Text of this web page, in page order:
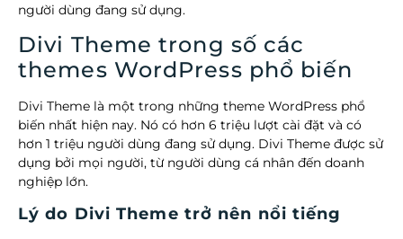
người dùng đang sử dụng.
Divi Theme trong số các
themes WordPress phổ biến
Divi Theme là một trong những theme WordPress phổ
biến nhất hiện nay. Nó có hơn 6 triệu lượt cài đặt và có
hơn 1 triệu người dùng đang sử dụng. Divi Theme được sử
dụng bởi mọi người, từ người dùng cá nhân đến doanh
nghiệp lớn.
Lý do Divi Theme trở nên nổi tiếng